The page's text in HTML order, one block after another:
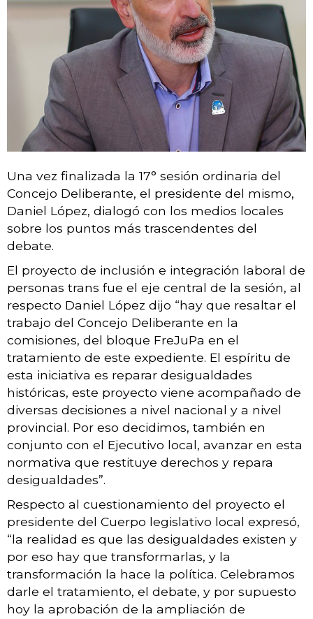
Una vez finalizada la 17° sesión ordinaria del
Concejo Deliberante, el presidente del mismo,
Daniel López, dialogó con los medios locales
sobre los puntos más trascendentes del
debate.
El proyecto de inclusión e integración laboral de
personas trans fue el eje central de la sesión, al
respecto Daniel López dijo “hay que resaltar el
trabajo del Concejo Deliberante en la
comisiones, del bloque FreJuPa en el
tratamiento de este expediente. El espíritu de
esta iniciativa es reparar desigualdades
históricas, este proyecto viene acompañado de
diversas decisiones a nivel nacional y a nivel
provincial. Por eso decidimos, también en
conjunto con el Ejecutivo local, avanzar en esta
normativa que restituye derechos y repara
desigualdades”.
Respecto al cuestionamiento del proyecto el
presidente del Cuerpo legislativo local expresó,
“la realidad es que las desigualdades existen y
por eso hay que transformarlas, y la
transformación la hace la política. Celebramos
darle el tratamiento, el debate, y por supuesto
hoy la aprobación de la ampliación de